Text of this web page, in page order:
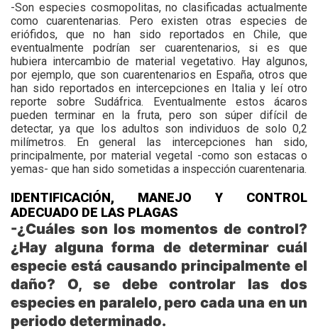
-Son especies cosmopolitas, no clasificadas actualmente
como cuarentenarias. Pero existen otras especies de
eriófidos, que no han sido reportados en Chile, que
eventualmente podrían ser cuarentenarios, si es que
hubiera intercambio de material vegetativo. Hay algunos,
por ejemplo, que son cuarentenarios en España, otros que
han sido reportados en intercepciones en Italia y leí otro
reporte sobre Sudáfrica. Eventualmente estos ácaros
pueden terminar en la fruta, pero son súper difícil de
detectar, ya que los adultos son individuos de solo 0,2
milímetros. En general las intercepciones han sido,
principalmente, por material vegetal -como son estacas o
yemas- que han sido sometidas a inspección cuarentenaria.
IDENTIFICACIÓN, MANEJO Y CONTROL
ADECUADO DE LAS PLAGAS
-¿Cuáles son los momentos de control?
¿Hay alguna forma de determinar cuál
especie está causando principalmente el
daño? O, se debe controlar las dos
especies en paralelo, pero cada una en un
periodo determinado.